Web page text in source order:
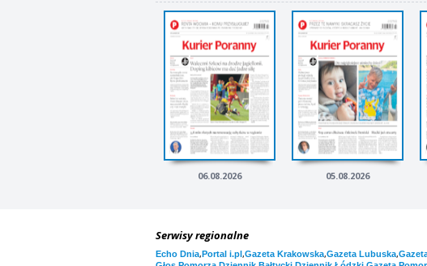
06.08.2026 05.08.2026
Serwisy regionalne
Echo Dnia,Portal i.pl,Gazeta Krakowska,Gazeta Lubuska,